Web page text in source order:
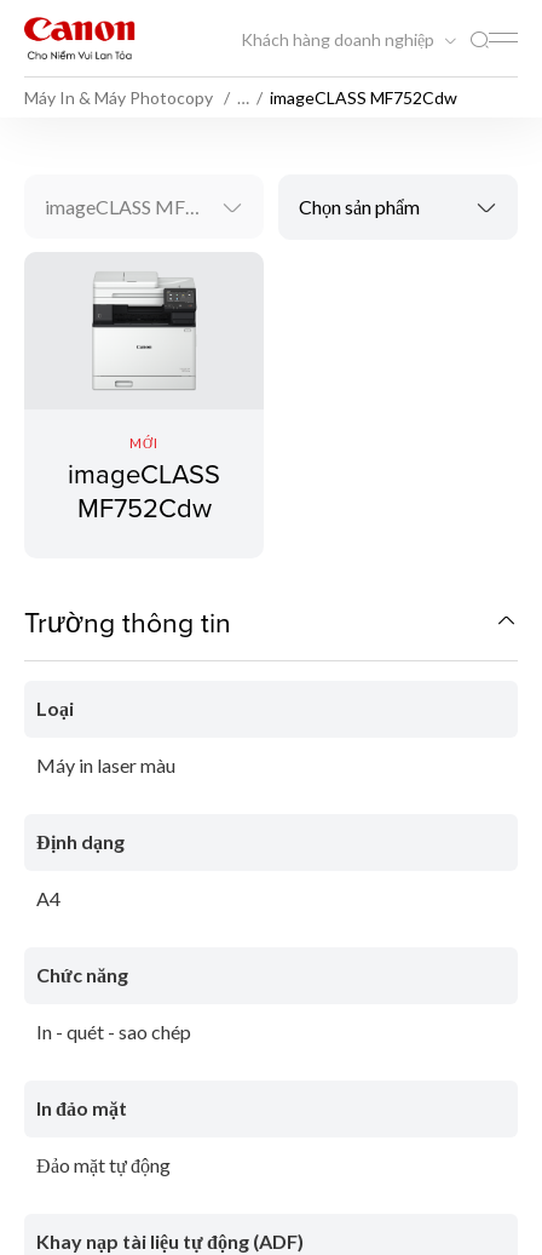
Khách hàng doanh nghiệp
Máy In & Máy Photocopy … imageCLASS MF752Cdw
imageCLASS MF752Cdw Chọn sản phẩm
MỚI
imageCLASS
MF752Cdw
Trường thông tin
Loại
Máy in laser màu
Định dạng
A4
Chức năng
In - quét - sao chép
In đảo mặt
Đảo mặt tự động
Khay nạp tài liệu tự động (ADF)